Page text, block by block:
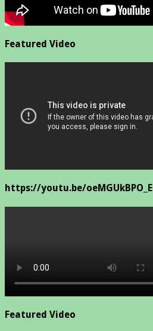
Featured Video
https://youtu.be/oeMGUkBPO_E
Featured Video